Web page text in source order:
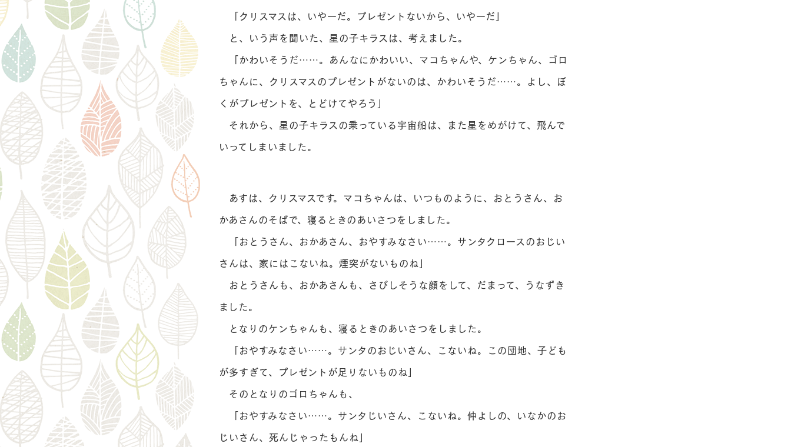
「クリスマスは、いやーだ。プレゼントないから、いやーだ」
と、いう声を聞いた、星の子キラスは、考えました。
「かわいそうだ……。あんなにかわいい、マコちゃんや、ケンちゃん、ゴロ
ちゃんに、クリスマスのプレゼントがないのは、かわいそうだ……。よし、ぼ
くがプレゼントを、とどけてやろう」
それから、星の子キラスの乗っている宇宙船は、また星をめがけて、飛んで
いってしまいました。
あすは、クリスマスです。マコちゃんは、いつものように、おとうさん、お
かあさんのそばで、寝るときのあいさつをしました。
「おとうさん、おかあさん、おやすみなさい……。サンタクロースのおじい
さんは、家にはこないね。煙突がないものね」
おとうさんも、おかあさんも、さびしそうな顔をして、だまって、うなずき
ました。
となりのケンちゃんも、寝るときのあいさつをしました。
「おやすみなさい……。サンタのおじいさん、こないね。この団地、子ども
が多すぎて、プレゼントが足りないものね」
そのとなりのゴロちゃんも、
「おやすみなさい……。サンタじいさん、こないね。仲よしの、いなかのお
じいさん、死んじゃったもんね」